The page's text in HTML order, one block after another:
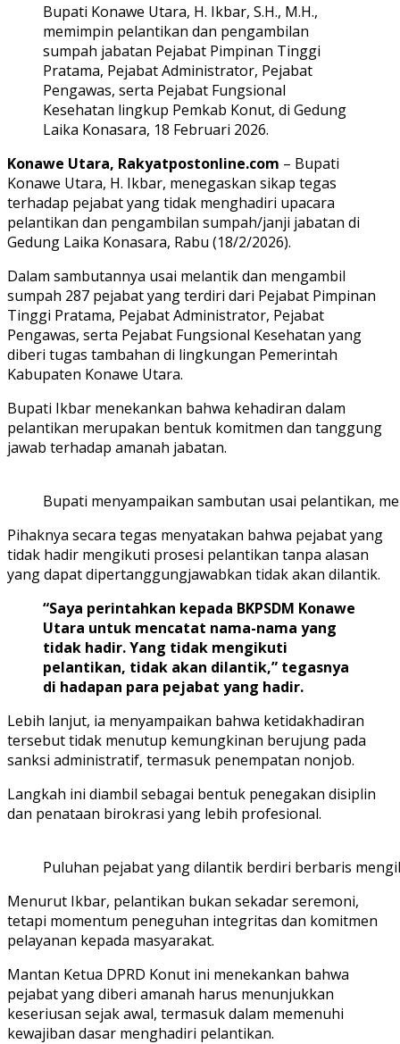
Bupati Konawe Utara, H. Ikbar, S.H., M.H.,
memimpin pelantikan dan pengambilan
sumpah jabatan Pejabat Pimpinan Tinggi
Pratama, Pejabat Administrator, Pejabat
Pengawas, serta Pejabat Fungsional
Kesehatan lingkup Pemkab Konut, di Gedung
Laika Konasara, 18 Februari 2026.
Konawe Utara, Rakyatpostonline.com – Bupati
Konawe Utara, H. Ikbar, menegaskan sikap tegas
terhadap pejabat yang tidak menghadiri upacara
pelantikan dan pengambilan sumpah/janji jabatan di
Gedung Laika Konasara, Rabu (18/2/2026).
Dalam sambutannya usai melantik dan mengambil
sumpah 287 pejabat yang terdiri dari Pejabat Pimpinan
Tinggi Pratama, Pejabat Administrator, Pejabat
Pengawas, serta Pejabat Fungsional Kesehatan yang
diberi tugas tambahan di lingkungan Pemerintah
Kabupaten Konawe Utara.
Bupati Ikbar menekankan bahwa kehadiran dalam
pelantikan merupakan bentuk komitmen dan tanggung
jawab terhadap amanah jabatan.
Bupati menyampaikan sambutan usai pelantikan,
Pihaknya secara tegas menyatakan bahwa pejabat yang
tidak hadir mengikuti prosesi pelantikan tanpa alasan
yang dapat dipertanggungjawabkan tidak akan dilantik.
“Saya perintahkan kepada BKPSDM Konawe
Utara untuk mencatat nama-nama yang
tidak hadir. Yang tidak mengikuti
pelantikan, tidak akan dilantik,” tegasnya
di hadapan para pejabat yang hadir.
Lebih lanjut, ia menyampaikan bahwa ketidakhadiran
tersebut tidak menutup kemungkinan berujung pada
sanksi administratif, termasuk penempatan nonjob.
Langkah ini diambil sebagai bentuk penegakan disiplin
dan penataan birokrasi yang lebih profesional.
Puluhan pejabat yang dilantik berdiri berbaris
Menurut Ikbar, pelantikan bukan sekadar seremoni,
tetapi momentum peneguhan integritas dan komitmen
pelayanan kepada masyarakat.
Mantan Ketua DPRD Konut ini menekankan bahwa
pejabat yang diberi amanah harus menunjukkan
keseriusan sejak awal, termasuk dalam memenuhi
kewajiban dasar menghadiri pelantikan.